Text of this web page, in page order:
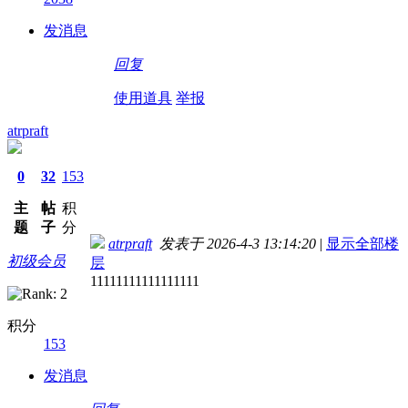
发消息
回复
使用道具 举报
atrpraft
0
主
题
32
帖
子
153
积
分
初级会员
积分
153
发消息
atrpraft发表于 2026-4-3 13:14:20 | 显示全部楼
层
11111111111111111